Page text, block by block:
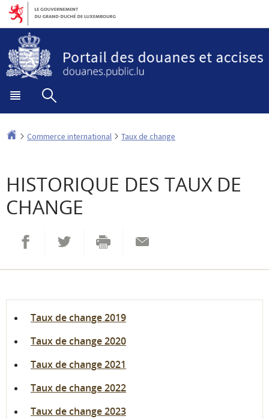
Aller
navigation
Aller
contenu
Menu
Accueil
Commerce international Taux de change
HISTORIQUE DES TAUX DE
CHANGE
Taux de change 2019
Taux de change 2020
Taux de change 2021
Taux de change 2022
Taux de change 2023